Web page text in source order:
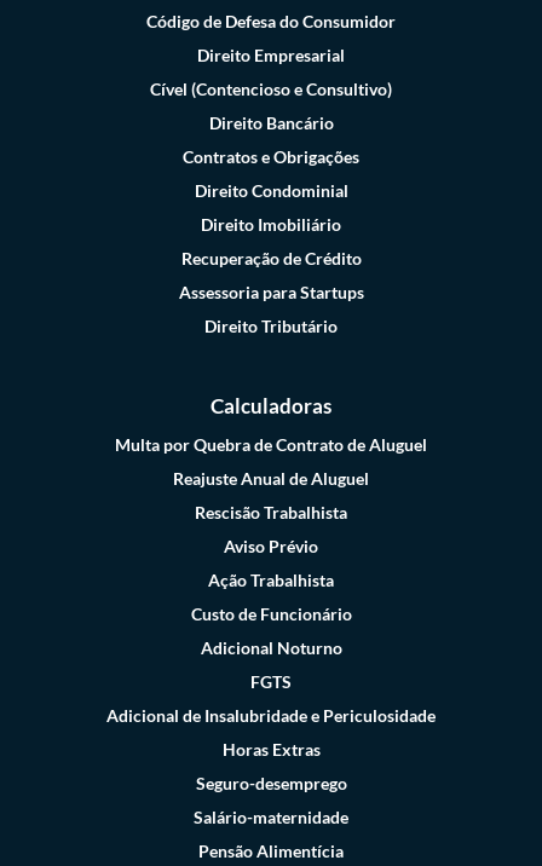
Código de Defesa do Consumidor
Direito Empresarial
Cível (Contencioso e Consultivo)
Direito Bancário
Contratos e Obrigações
Direito Condominial
Direito Imobiliário
Recuperação de Crédito
Assessoria para Startups
Direito Tributário
Calculadoras
Multa por Quebra de Contrato de Aluguel
Reajuste Anual de Aluguel
Rescisão Trabalhista
Aviso Prévio
Ação Trabalhista
Custo de Funcionário
Adicional Noturno
FGTS
Adicional de Insalubridade e Periculosidade
Horas Extras
Seguro-desemprego
Salário-maternidade
Pensão Alimentícia